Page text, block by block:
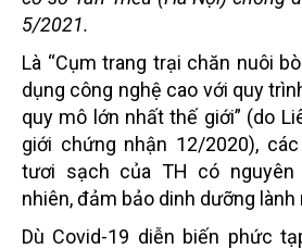
5/2021.
Là “Cụm trang trại chăn nuôi
dụng công nghệ cao với quy
quy mô lớn nhất thế giới” (do
giới chứng nhận 12/2020),
tươi sạch của TH có
nhiên, đảm bảo dinh dưỡng lành
Dù Covid-19 diễn biến phức